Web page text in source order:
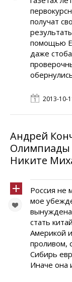
получат
помощью
даже
2013-10-
Андрей
Олимпиады
Никите
Россия не
мое
стать
Америкой
проливом,
Сибирь
Иначе она